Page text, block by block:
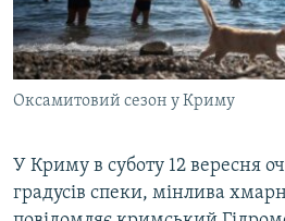
ВІДЕОУРОКИ «ELIFBE»
СВІДЧЕННЯ ОКУПАЦІЇ
УКРАЇНСЬКА ПРОБЛЕМА КРИМУ
Русский
Qırımtatar
Оксамитовий сезон у Криму
У Криму в суботу 12 вересня
градусів спеки, мінлива